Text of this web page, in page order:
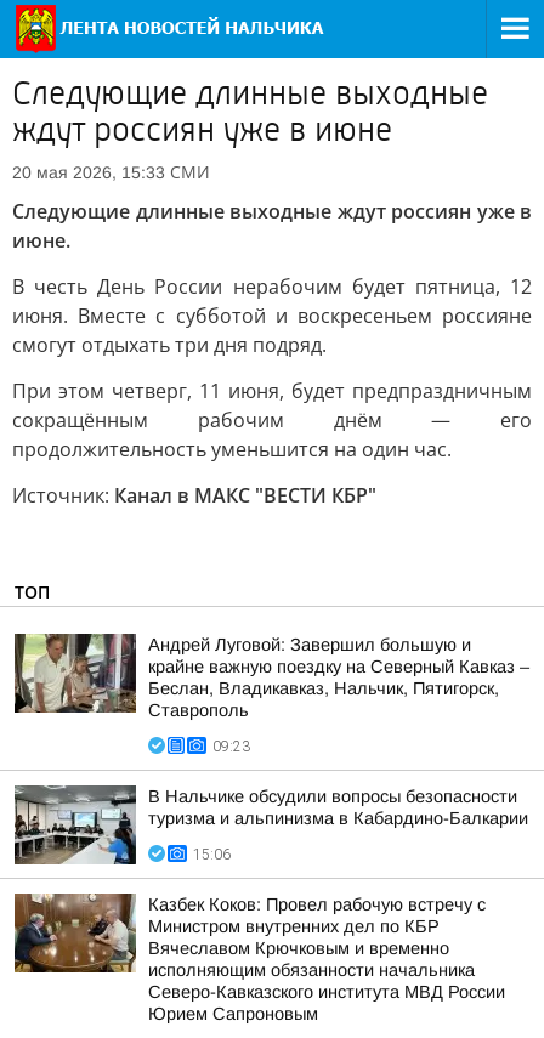
Следующие длинные выходные
ждут россиян уже в июне
20 мая 2026, 15:33 СМИ
Следующие длинные выходные ждут россиян уже в
июне.
В честь День России нерабочим будет пятница, 12
июня. Вместе с субботой и воскресеньем россияне
смогут отдыхать три дня подряд.
При этом четверг, 11 июня, будет предпраздничным
сокращённым рабочим днём — его
продолжительность уменьшится на один час.
Источник: Канал в МАКС "ВЕСТИ КБР"
ТОП
Андрей Луговой: Завершил большую и
крайне важную поездку на Северный Кавказ –
Беслан, Владикавказ, Нальчик, Пятигорск,
Ставрополь
09:23
В Нальчике обсудили вопросы безопасности
туризма и альпинизма в Кабардино-Балкарии
15:06
Казбек Коков: Провел рабочую встречу с
Министром внутренних дел по КБР
Вячеславом Крючковым и временно
исполняющим обязанности начальника
Северо-Кавказского института МВД России
Юрием Сапроновым